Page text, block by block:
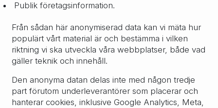
Publik företagsinformation.
Från sådan här anonymiserad data kan vi mäta hur
populärt vårt material är och bestämma i vilken
riktning vi ska utveckla våra webbplatser, både vad
gäller teknik och innehåll.
Den anonyma datan delas inte med någon tredje
part förutom underleverantörer som placerar och
hanterar cookies, inklusive Google Analytics, Meta,